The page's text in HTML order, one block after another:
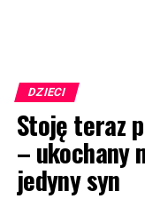
DZIECI
Stoję teraz
– ukochany
jedyny syn